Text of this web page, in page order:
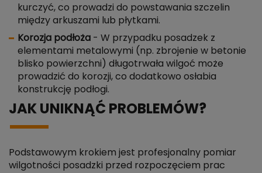
kurczyć, co prowadzi do powstawania szczelin
między arkuszami lub płytkami.
Korozja podłoża - W przypadku posadzek z
elementami metalowymi (np. zbrojenie w betonie
blisko powierzchni) długotrwała wilgoć może
prowadzić do korozji, co dodatkowo osłabia
konstrukcję podłogi.
JAK UNIKNĄĆ PROBLEMÓW?
Podstawowym krokiem jest profesjonalny pomiar
wilgotności posadzki przed rozpoczęciem prac